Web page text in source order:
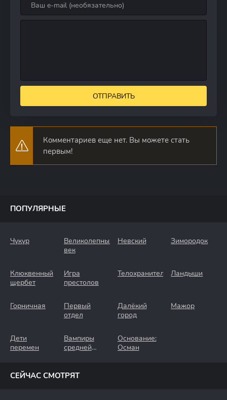
ОТПРАВИТЬ
Комментариев еще нет. Вы можете стать
первым!
ПОПУЛЯРНЫЕ
Чукур
Великолепный
век
Невский Зимородок
Клюквенный
щербет
Игра
престолов
Телохранители Ландыши
Горничная
Первый
отдел
Далёкий
город
Мажор
Дети
перемен
Вампиры
средней
Основание:
Осман
СЕЙЧАС СМОТРЯТ